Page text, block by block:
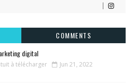
COMMENTS
digital
à télécharger Jun 21, 2022